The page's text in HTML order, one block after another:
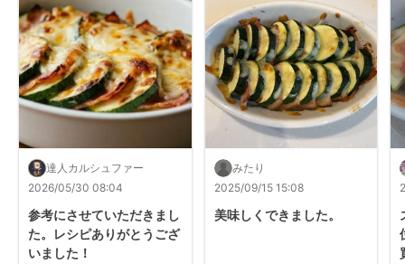
達人カルシュファー
2026/05/30 08:04
参考にさせていただきまし
た。レシピありがとうござ
いました！
みたり
2025/09/15 15:08
美味しくできました。